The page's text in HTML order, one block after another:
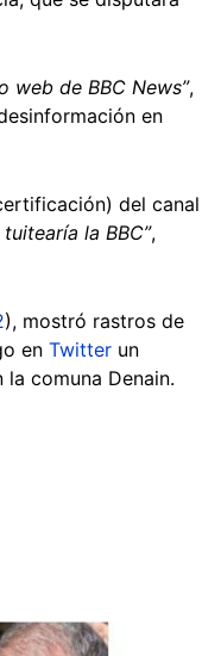
web de BBC News”,
en
del canal
la BBC”,
), mostró rastros de
en Twitter un
comuna Denain.